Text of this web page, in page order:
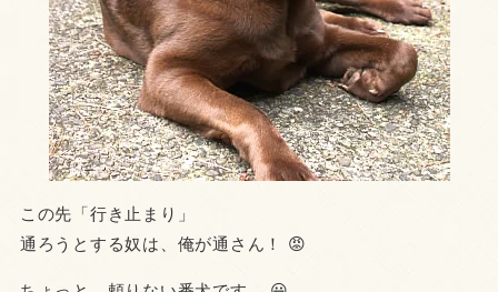
この先「行き止まり」
通ろうとする奴は、俺が通さん！ 😡